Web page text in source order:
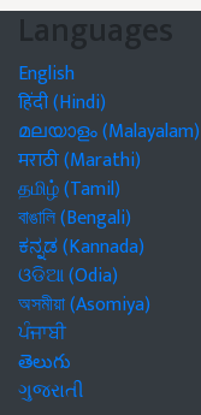
Languages
English
हिंदी (Hindi)
മലയാളം (Malayalam)
मराठी (Marathi)
தமிழ் (Tamil)
বাঙালি (Bengali)
ಕನ್ನಡ (Kannada)
ଓଡିଆ (Odia)
অসমীয়া (Asomiya)
ਪੰਜਾਬੀ
తెలుగు
ગુજરાતી